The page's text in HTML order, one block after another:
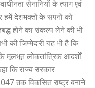
सेनानियों के त्याग एवं
हमें देशभक्तों के सपनों को
होने का संकल्प लेने की भी
की जिम्मेदारी यह भी है कि
मूलभूत लोकतांत्रिक आदर्शों
कि राज्य सरकार
तक विकसित राष्ट्र बनाने